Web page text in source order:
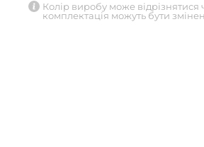
Колір виробу може
комплектація можуть бути